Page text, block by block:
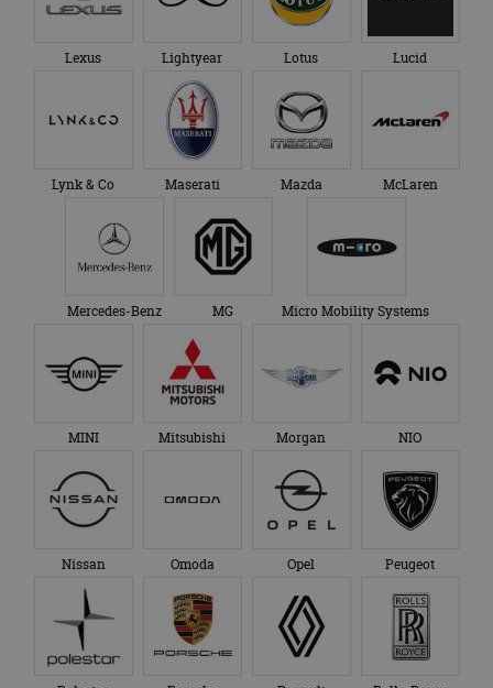
Lexus Lightyear Lotus Lucid
Lynk & Co Maserati Mazda McLaren
Mercedes-Benz MG Micro Mobility Systems
MINI Mitsubishi Morgan NIO
Nissan Omoda Opel Peugeot